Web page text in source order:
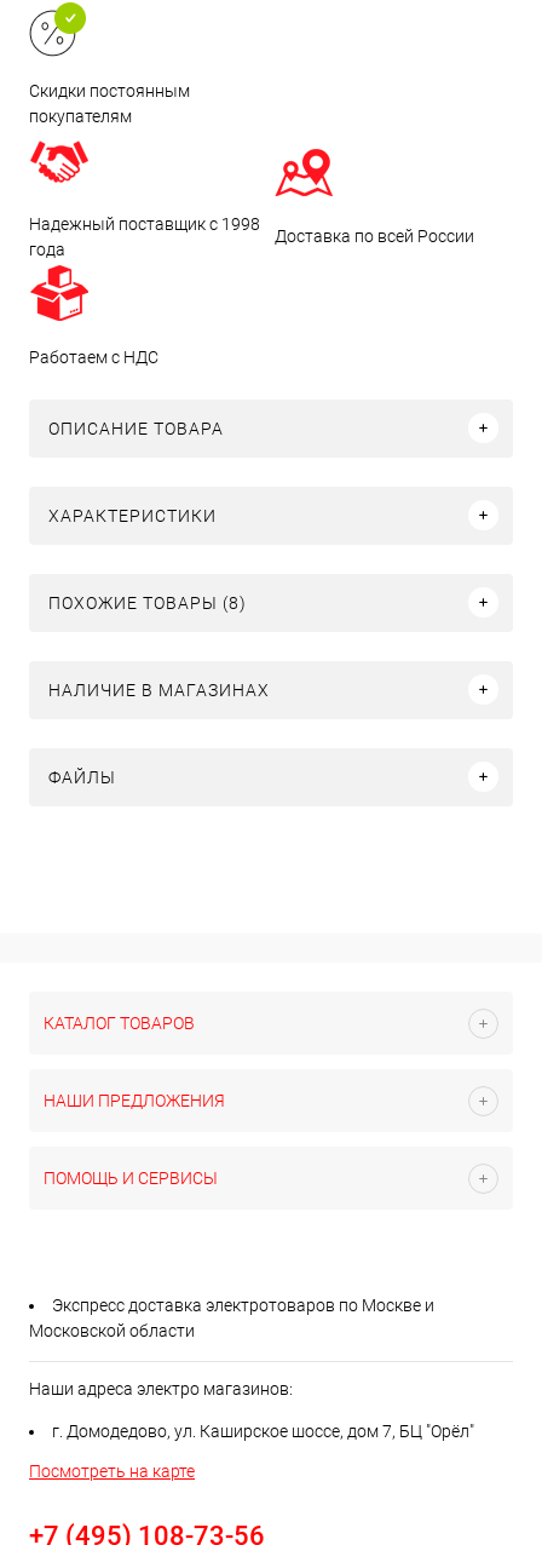
Скидки постоянным
покупателям
Надежный поставщик с 1998
года
Доставка по всей России
Работаем с НДС
ОПИСАНИЕ ТОВАРА
ХАРАКТЕРИСТИКИ
ПОХОЖИЕ ТОВАРЫ (8)
НАЛИЧИЕ В МАГАЗИНАХ
ФАЙЛЫ
КАТАЛОГ ТОВАРОВ
НАШИ ПРЕДЛОЖЕНИЯ
ПОМОЩЬ И СЕРВИСЫ
Экспресс доставка электротоваров по Москве и
Московской области
Наши адреса электро магазинов:
г. Домодедово, ул. Каширское шоссе, дом 7, БЦ "Орёл"
Посмотреть на карте
+7 (495) 108-73-56